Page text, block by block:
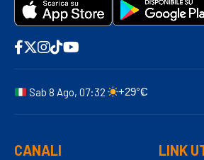
Sab 8 Ago, 07:32 +29°C
CANALI LINK